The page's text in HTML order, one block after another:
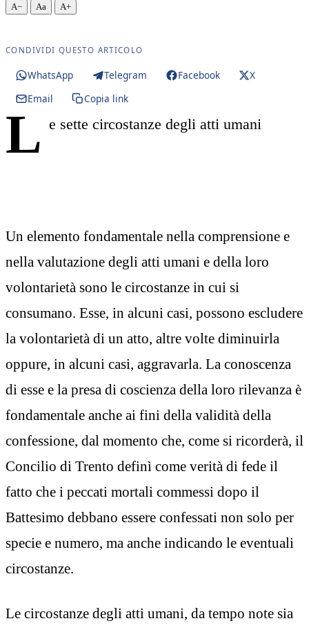
A− Aa A+
CONDIVIDI QUESTO ARTICOLO
WhatsApp Telegram Facebook
X
Email
Copia link
L e sette circostanze degli atti umani
Un elemento fondamentale nella comprensione e
nella valutazione degli atti umani e della loro
volontarietà sono le circostanze in cui si
consumano. Esse, in alcuni casi, possono escludere
la volontarietà di un atto, altre volte diminuirla
oppure, in alcuni casi, aggravarla. La conoscenza
di esse e la presa di coscienza della loro rilevanza è
fondamentale anche ai fini della validità della
confessione, dal momento che, come si ricorderà, il
Concilio di Trento definì come verità di fede il
fatto che i peccati mortali commessi dopo il
Battesimo debbano essere confessati non solo per
specie e numero, ma anche indicando le eventuali
circostanze.
Le circostanze degli atti umani, da tempo note sia